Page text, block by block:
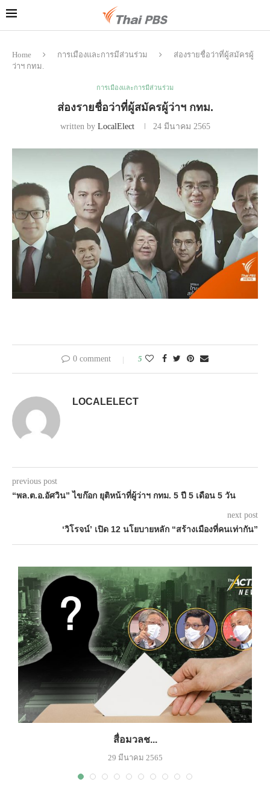
Home การเมืองและการมีส่วนร่วม
ส่องรายชื่อว่าที่ผู้สมัครผู้
ว่าฯ กทม.
การเมืองและการมีส่วนร่วม
ส่องรายชื่อว่าที่ผู้สมัครผู้ว่าฯ กทม.
written by LocalElect 24 มีนาคม 2565
0 comment 5
LOCALELECT
previous post
“พล.ต.อ.อัศวิน” ไขก๊อก ยุติหน้าที่ผู้ว่าฯ กทม. 5 ปี 5 เดือน 5 วัน
next post
‘วิโรจน์’ เปิด 12 นโยบายหลัก “สร้างเมืองที่คนเท่ากัน”
สื่อมวลช...
29 มีนาคม 2565